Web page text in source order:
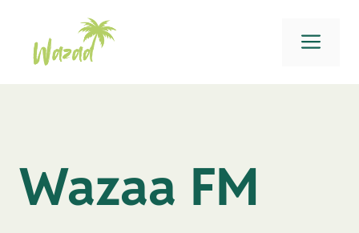
contenu
Wazaa FM